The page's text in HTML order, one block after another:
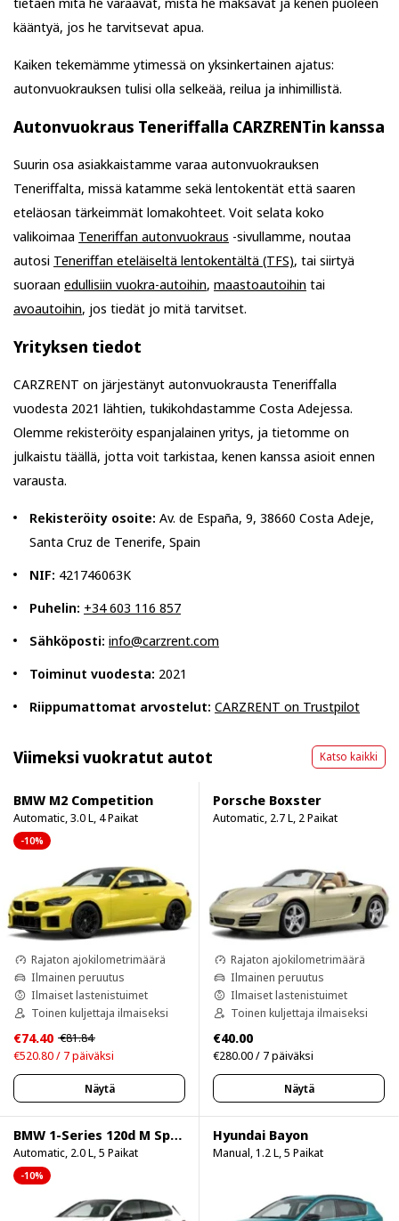
kääntyä, jos he tarvitsevat apua.
Kaiken tekemämme ytimessä on yksinkertainen ajatus:
autonvuokrauksen tulisi olla selkeää, reilua ja inhimillistä.
Autonvuokraus Teneriffalla CARZRENTin kanssa
Suurin osa asiakkaistamme varaa autonvuokrauksen
Teneriffalta, missä katamme sekä lentokentät että saaren
eteläosan tärkeimmät lomakohteet. Voit selata koko
valikoimaa Teneriffan autonvuokraus -sivullamme, noutaa
autosi Teneriffan eteläiseltä lentokentältä (TFS), tai siirtyä
suoraan edullisiin vuokra-autoihin, maastoautoihin tai
avoautoihin, jos tiedät jo mitä tarvitset.
Yrityksen tiedot
CARZRENT on järjestänyt autonvuokrausta Teneriffalla
vuodesta 2021 lähtien, tukikohdastamme Costa Adejessa.
Olemme rekisteröity espanjalainen yritys, ja tietomme on
julkaistu täällä, jotta voit tarkistaa, kenen kanssa asioit ennen
varausta.
Rekisteröity osoite: Av. de España, 9, 38660 Costa Adeje,
Santa Cruz de Tenerife, Spain
NIF: 421746063K
Puhelin: +34 603 116 857
Sähköposti: info@carzrent.com
Toiminut vuodesta: 2021
Riippumattomat arvostelut: CARZRENT on Trustpilot
Viimeksi vuokratut autot Katso kaikki
BMW M2 Competition
Automatic, 3.0 L, 4 Paikat
-10%
Rajaton ajokilometrimäärä
Ilmainen peruutus
Ilmaiset lastenistuimet
Toinen kuljettaja ilmaiseksi
€74.40 €81.84
€520.80 / 7 päiväksi
Näytä
Porsche Boxster
Automatic, 2.7 L, 2 Paikat
Rajaton ajokilometrimäärä
Ilmainen peruutus
Ilmaiset lastenistuimet
Toinen kuljettaja ilmaiseksi
€40.00
€280.00 / 7 päiväksi
Näytä
BMW 1-Series 120d M Sport Pro
Automatic, 2.0 L, 5 Paikat
-10%
Hyundai Bayon
Manual, 1.2 L, 5 Paikat